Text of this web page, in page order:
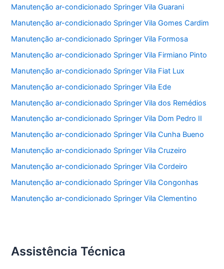
Manutenção ar-condicionado Springer Vila Guarani
Manutenção ar-condicionado Springer Vila Gomes Cardim
Manutenção ar-condicionado Springer Vila Formosa
Manutenção ar-condicionado Springer Vila Firmiano Pinto
Manutenção ar-condicionado Springer Vila Fiat Lux
Manutenção ar-condicionado Springer Vila Ede
Manutenção ar-condicionado Springer Vila dos Remédios
Manutenção ar-condicionado Springer Vila Dom Pedro II
Manutenção ar-condicionado Springer Vila Cunha Bueno
Manutenção ar-condicionado Springer Vila Cruzeiro
Manutenção ar-condicionado Springer Vila Cordeiro
Manutenção ar-condicionado Springer Vila Congonhas
Manutenção ar-condicionado Springer Vila Clementino
Assistência Técnica